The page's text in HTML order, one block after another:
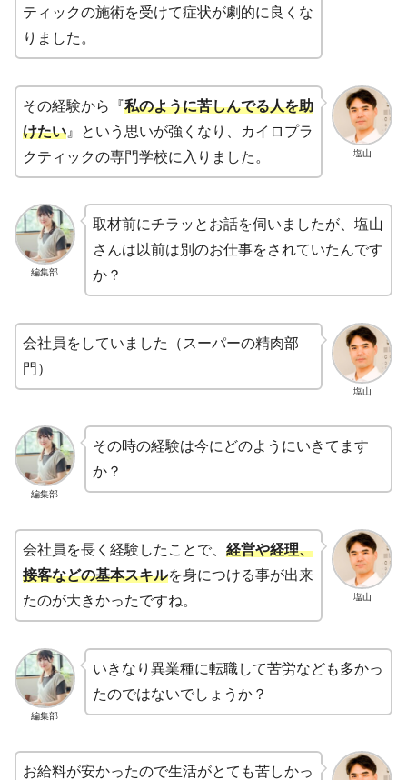
ティックの施術を受けて症状が劇的に良くな
りました。
塩山
その経験から『私のように苦しんでる人を助
けたい 』という思いが強くなり、カイロプラ
クティックの専門学校に入りました。
編集部
取材前にチラッとお話を伺いましたが、塩山
さんは以前は別のお仕事をされていたんです
か？
塩山
会社員をしていました（スーパーの精肉部
門）
編集部
その時の経験は今にどのようにいきてます
か？
塩山
会社員を長く経験したことで、 経営や経理、
接客などの基本スキルを身につける事が出来
たのが大きかったですね。
編集部
いきなり異業種に転職して苦労なども多かっ
たのではないでしょうか？
お給料が安かったので生活がとても苦しかっ